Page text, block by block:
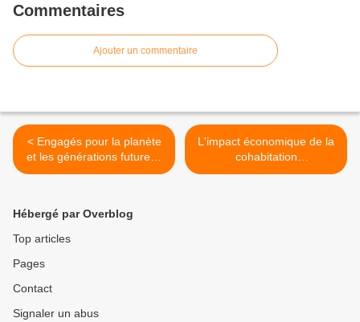
Commentaires
Ajouter un commentaire
< Engagés pour la planète
et les générations futures :
les aînés se mettent au vert
L'impact économique de la
cohabitation
intergénérationnelle
Hébergé par Overblog
Top articles
Pages
Contact
Signaler un abus